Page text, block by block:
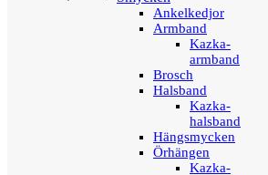
Ankelkedjor
Armband
Kazka-
armband
Brosch
Halsband
Kazka-
halsband
Hängsmycken
Örhängen
Kazka-